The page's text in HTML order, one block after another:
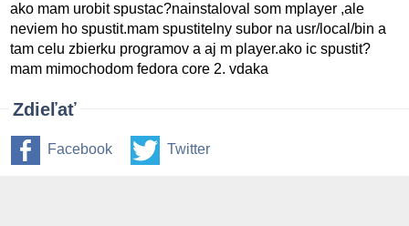
ako mam urobit spustac?nainstaloval som mplayer ,ale
neviem ho spustit.mam spustitelny subor na usr/local/bin a
tam celu zbierku programov a aj m player.ako ic spustit?
mam mimochodom fedora core 2. vdaka
Zdieľať
Facebook Twitter